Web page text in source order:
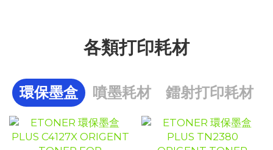
各類打印耗材
環保墨盒 噴墨耗材 鐳射打印耗材